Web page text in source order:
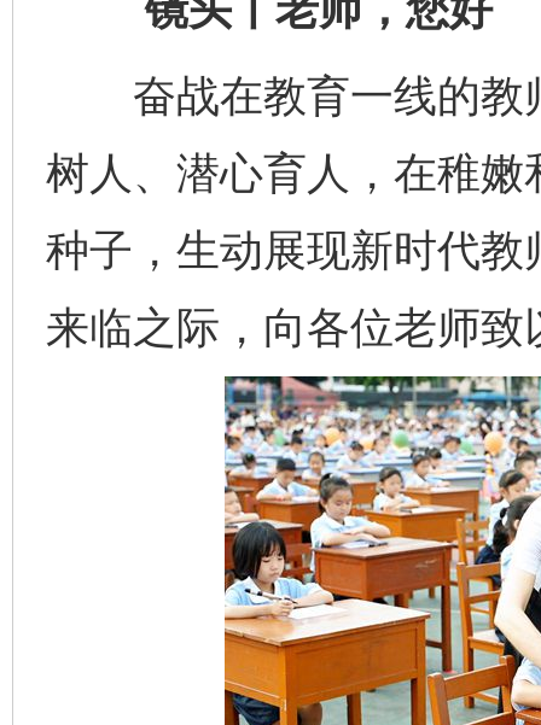
奋战在教育一线的教
树人、潜心育人，在稚
种子，生动展现新时代
来临之际，向各位老师